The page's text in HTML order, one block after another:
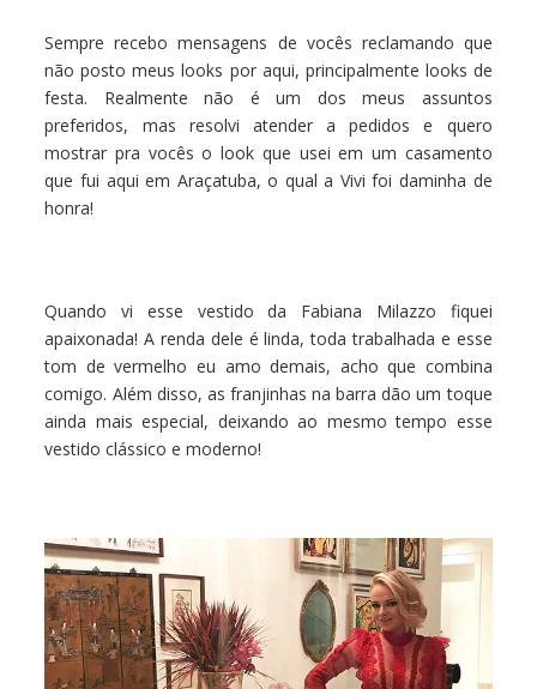
Sempre recebo mensagens de vocês reclamando que
não posto meus looks por aqui, principalmente looks de
festa. Realmente não é um dos meus assuntos
preferidos, mas resolvi atender a pedidos e quero
mostrar pra vocês o look que usei em um casamento
que fui aqui em Araçatuba, o qual a Vivi foi daminha de
honra!
Quando vi esse vestido da Fabiana Milazzo fiquei
apaixonada! A renda dele é linda, toda trabalhada e esse
tom de vermelho eu amo demais, acho que combina
comigo. Além disso, as franjinhas na barra dão um toque
ainda mais especial, deixando ao mesmo tempo esse
vestido clássico e moderno!